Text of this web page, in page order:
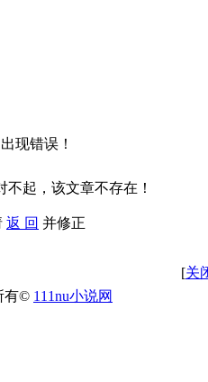
出现错误！
不起，该文章不存在！
返 回 并修正
[关
有© 111nu小说网